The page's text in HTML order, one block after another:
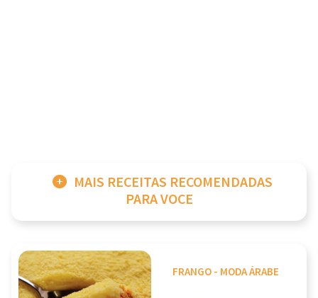
MAIS RECEITAS RECOMENDADAS
PARA VOCE
FRANGO - MODA ÁRABE